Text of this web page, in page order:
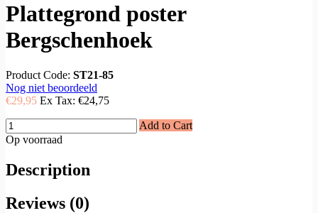
Plattegrond poster
Bergschenhoek
Product Code: ST21-85
Nog niet beoordeeld
€29,95 Ex Tax: €24,75
Add to Cart
Op voorraad
Description
Reviews (0)